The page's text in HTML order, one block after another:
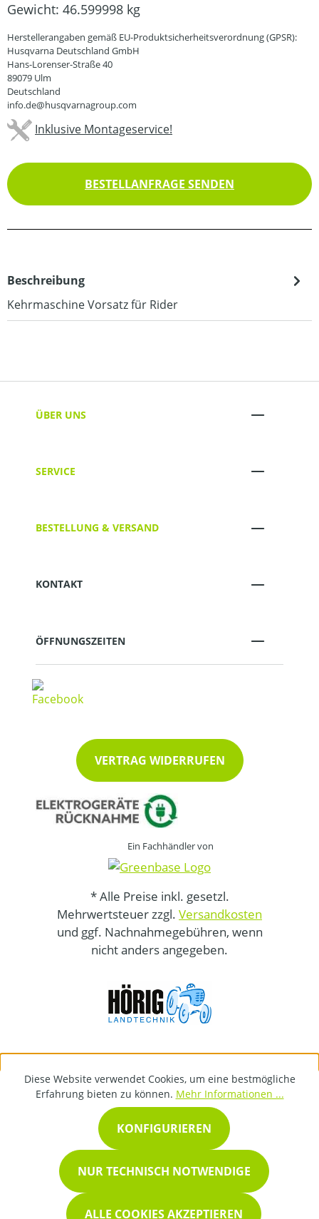
Gewicht: 46.599998 kg
Herstellerangaben gemäß EU-Produktsicherheitsverordnung (GPSR):
Husqvarna Deutschland GmbH
Hans-Lorenser-Straße 40
89079 Ulm
Deutschland
info.de@husqvarnagroup.com
Inklusive Montageservice!
BESTELLANFRAGE SENDEN
Beschreibung
Kehrmaschine Vorsatz für Rider
ÜBER UNS
SERVICE
BESTELLUNG & VERSAND
KONTAKT
ÖFFNUNGSZEITEN
VERTRAG WIDERRUFEN
Ein Fachhändler von
* Alle Preise inkl. gesetzl.
Mehrwertsteuer zzgl. Versandkosten
und ggf. Nachnahmegebühren, wenn
nicht anders angegeben.
Diese Website verwendet Cookies, um eine bestmögliche
Erfahrung bieten zu können. Mehr Informationen ...
NUR TECHNISCH NOTWENDIGE
KONFIGURIEREN
ALLE COOKIES AKZEPTIEREN